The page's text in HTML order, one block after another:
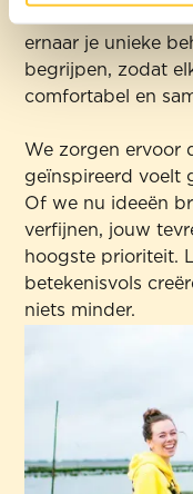
ernaar je unieke
begrijpen, zodat
comfortabel en
We zorgen ervoor
geïnspireerd voelt
Of we nu ideeën
verfijnen, jouw
hoogste prioriteit.
betekenisvols
niets minder.